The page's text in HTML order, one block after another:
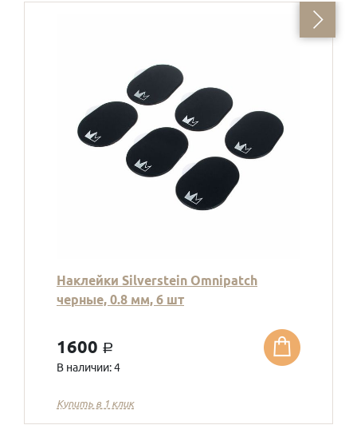
Наклейки Silverstein Omnipatch
черные, 0.8 мм, 6 шт
1600 a
В наличии: 4
Купить в 1 клик